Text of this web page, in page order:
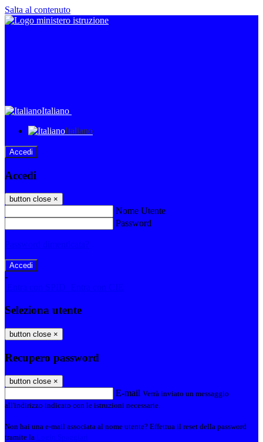
Salta al contenuto
Italiano
Italiano
Accedi
Accedi
button close ×
Nome Utente
Password
-
Seleziona utente
button close ×
Recupero password
button close ×
E-mail Verrà inviato un messaggio
all'indirizzo indicato con le istruzioni necessarie.
Non hai una e-mail associata al nome utente? Effettua il reset della password
tramite la